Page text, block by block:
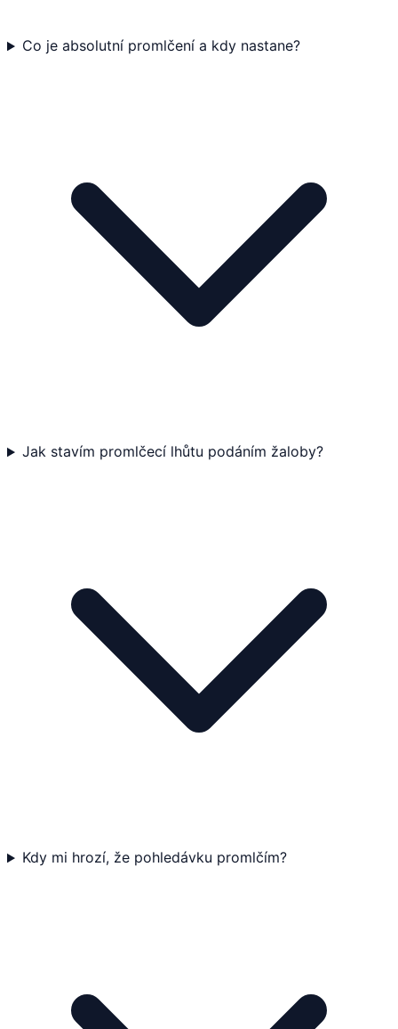
Co je absolutní promlčení a kdy nastane?
Jak stavím promlčecí lhůtu podáním žaloby?
Kdy mi hrozí, že pohledávku promlčím?